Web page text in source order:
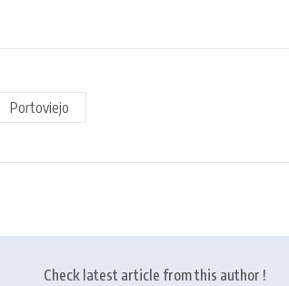
Portoviejo
Check latest article from this author !